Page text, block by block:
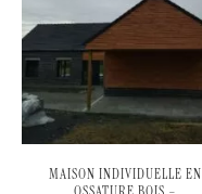
MAISON INDIVIDUELLE EN